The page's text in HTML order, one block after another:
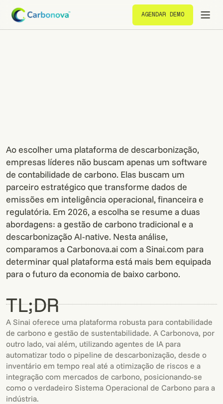
AGENDAR DEMO
Ao escolher uma plataforma de descarbonização,
empresas líderes não buscam apenas um software
de contabilidade de carbono. Elas buscam um
parceiro estratégico que transforme dados de
emissões em inteligência operacional, financeira e
regulatória. Em 2026, a escolha se resume a duas
abordagens: a gestão de carbono tradicional e a
descarbonização AI-native. Nesta análise,
comparamos a Carbonova.ai com a Sinai.com para
determinar qual plataforma está mais bem equipada
para o futuro da economia de baixo carbono.
TL;DR
A Sinai oferece uma plataforma robusta para contabilidade
de carbono e gestão de sustentabilidade. A Carbonova, por
outro lado, vai além, utilizando agentes de IA para
automatizar todo o pipeline de descarbonização, desde o
inventário em tempo real até a otimização de riscos e a
integração com mercados de carbono, posicionando-se
como o verdadeiro Sistema Operacional de Carbono para a
indústria.